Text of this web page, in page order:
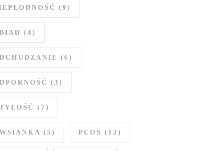
(9)
(4)
(6)
(3)
(7)
(5) PCOS (12)